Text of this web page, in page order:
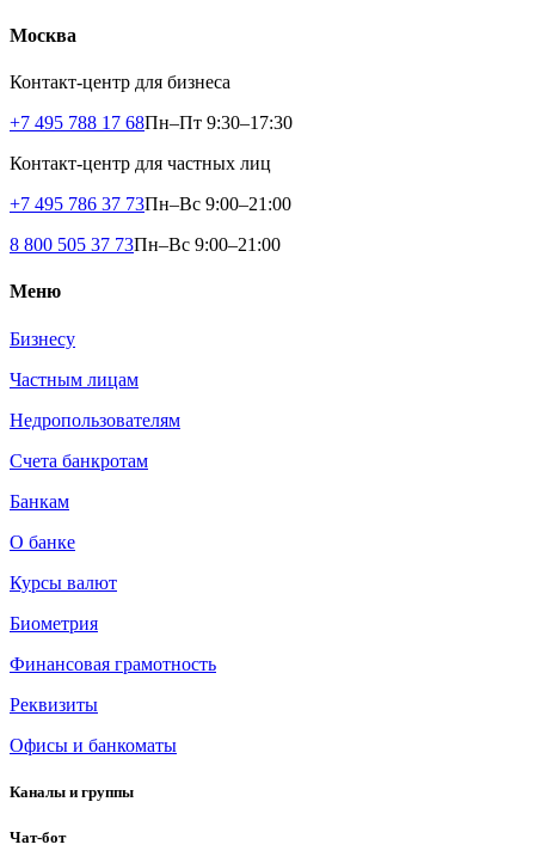
Москва
Контакт-центр для бизнеса
+7 495 788 17 68Пн–Пт 9:30–17:30
Контакт-центр для частных лиц
+7 495 786 37 73Пн–Вс 9:00–21:00
8 800 505 37 73Пн–Вс 9:00–21:00
Меню
Бизнесу
Частным лицам
Недропользователям
Счета банкротам
Банкам
О банке
Курсы валют
Биометрия
Финансовая грамотность
Реквизиты
Офисы и банкоматы
Каналы и группы
Чат-бот